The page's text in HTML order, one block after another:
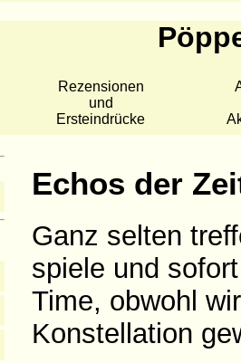
Rezensionen
und
Ersteindrücke
Echos der
Ganz selten
spiele und
Time, obwohl
Konstellation